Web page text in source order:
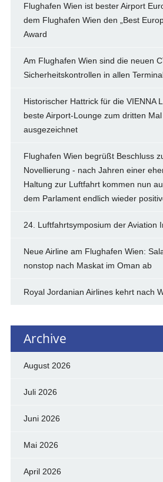
Flughafen Wien ist bester Airport
dem Flughafen Wien den „Best
Award
Am Flughafen Wien sind die neuen
Sicherheitskontrollen in allen
Historischer Hattrick für die VIENNA
beste Airport-Lounge zum dritten
ausgezeichnet
Flughafen Wien begrüßt Beschluss
Novellierung - nach Jahren einer
Haltung zur Luftfahrt kommen nun
dem Parlament endlich wieder
24. Luftfahrtsymposium der Aviation
Neue Airline am Flughafen Wien:
nonstop nach Maskat im Oman ab
Royal Jordanian Airlines kehrt nach
Archive
August 2026
Juli 2026
Juni 2026
Mai 2026
April 2026